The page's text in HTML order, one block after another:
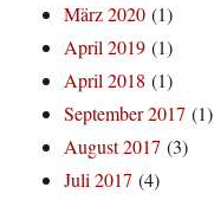
März 2020 (1)
April 2019 (1)
April 2018 (1)
September 2017 (1)
August 2017 (3)
Juli 2017 (4)